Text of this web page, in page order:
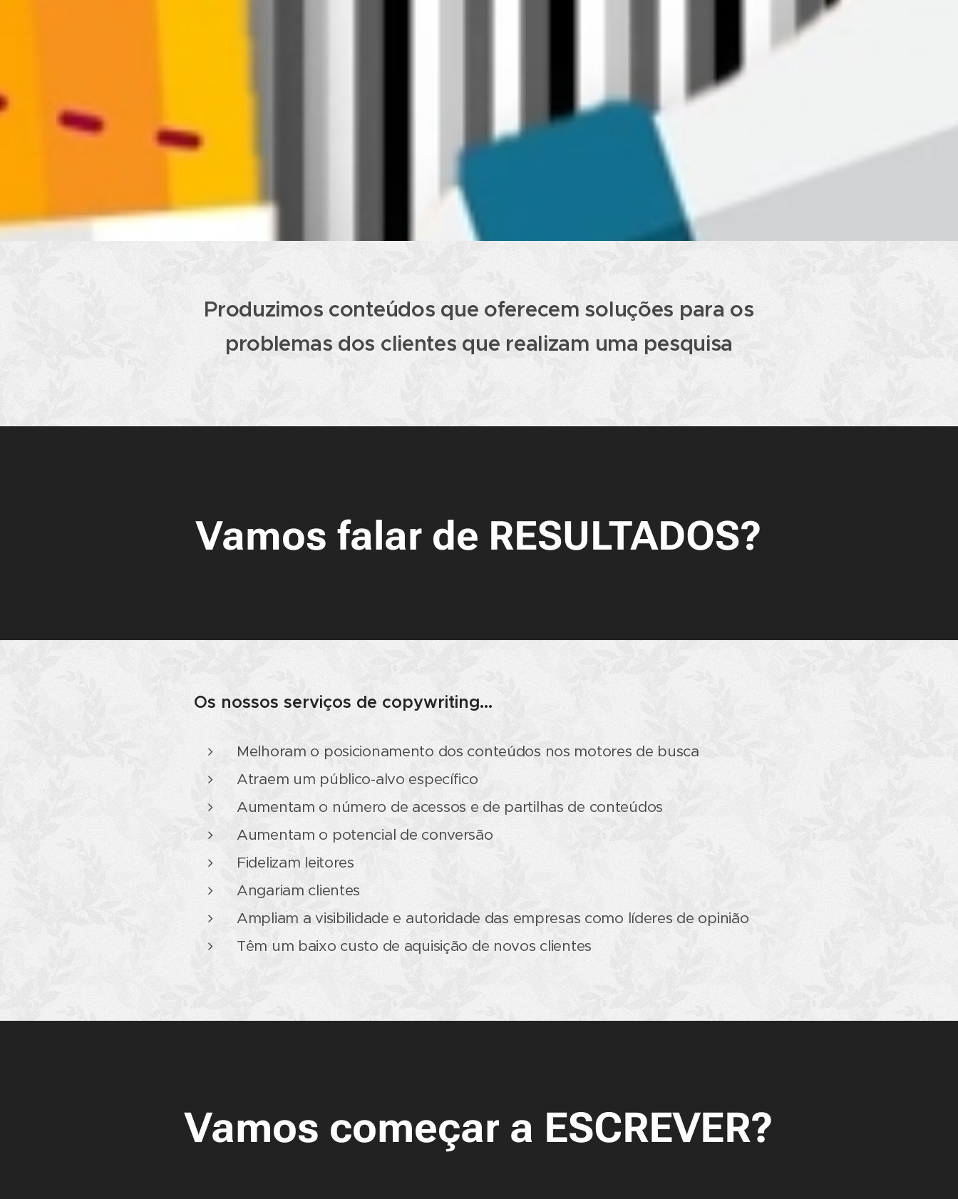
Produzimos conteúdos que oferecem soluções para os
problemas dos clientes que realizam uma pesquisa
Vamos falar de RESULTADOS?
Os nossos serviços de copywriting...
Melhoram o posicionamento dos conteúdos nos motores de busca
Atraem um público-alvo específico
Aumentam o número de acessos e de partilhas de conteúdos
Aumentam o potencial de conversão
Fidelizam leitores
Angariam clientes
Ampliam a visibilidade e autoridade das empresas como líderes de opinião
Têm um baixo custo de aquisição de novos clientes
Vamos começar a ESCREVER?